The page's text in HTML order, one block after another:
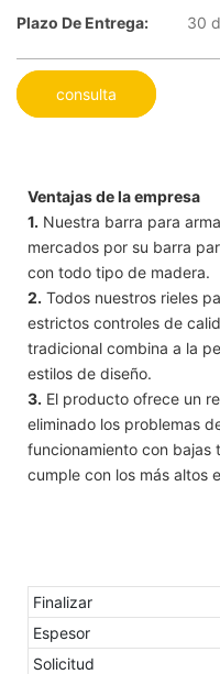
Plazo De Entrega:
30
consulta
Ventajas de la empresa
1. Nuestra barra para
mercados por su barra
con todo tipo de madera.
2. Todos nuestros rieles
estrictos controles de
tradicional combina a la
estilos de diseño.
3. El producto ofrece un
eliminado los problemas
funcionamiento con bajas
cumple con los más altos
Finalizar
Espesor
Solicitud